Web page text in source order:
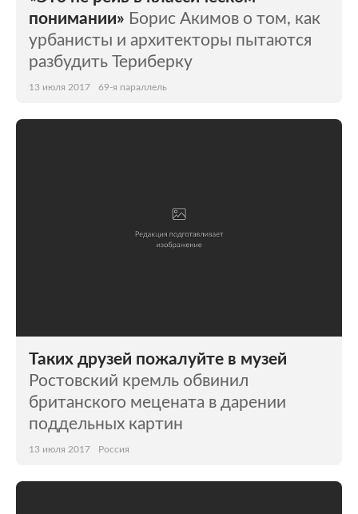
понимании» Борис Акимов о том, как
урбанисты и архитекторы пытаются
разбудить Териберку
13 июля 2017 69-я параллель
Таких друзей пожалуйте в музей
Ростовский кремль обвинил
британского мецената в дарении
поддельных картин
13 июля 2017 Россия